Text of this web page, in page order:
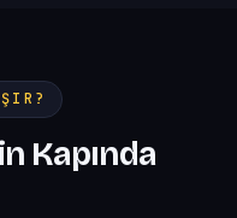
Kapında